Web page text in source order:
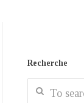
Recherche